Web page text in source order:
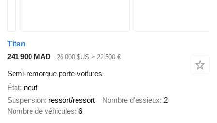
Titan
241 900 MAD
26 000 $US ≈ 22 500 €
Semi-remorque porte-voitures
État neuf
Suspension ressort/ressort Nombre d'essieux 2
Nombre de véhicules 6